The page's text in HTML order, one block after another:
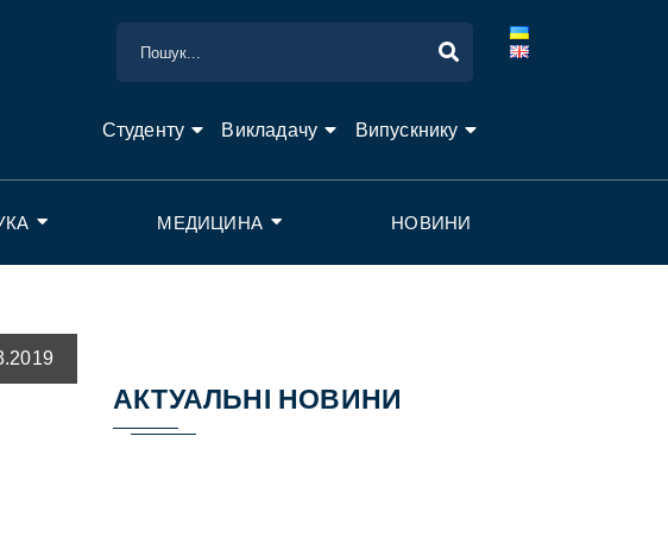
Студенту Викладачу Випускнику
МЕДИЦИНА НОВИНИ
АКТУАЛЬНІ НОВИНИ